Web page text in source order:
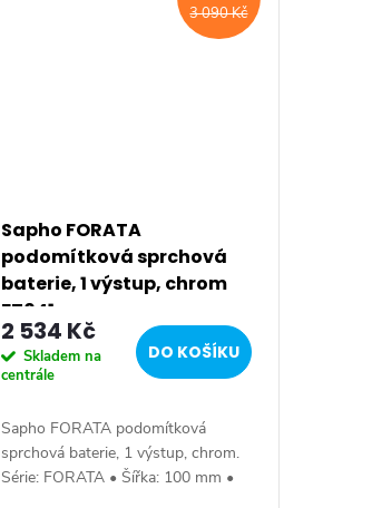
3 090 Kč
Sapho FORATA
podomítková sprchová
baterie, 1 výstup, chrom
FT041
2 534 Kč
Skladem na
centrále
DO KOŠÍKU
Sapho FORATA podomítková
sprchová baterie, 1 výstup, chrom.
Série: FORATA • Šířka: 100 mm •